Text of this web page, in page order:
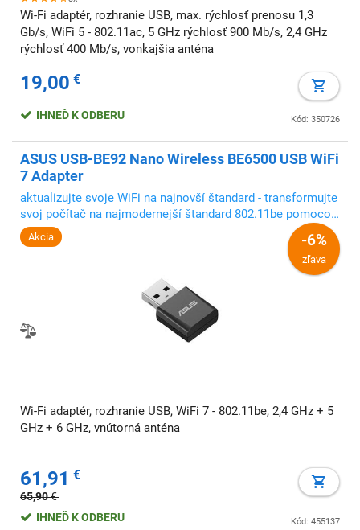
Wi-Fi adaptér, rozhranie USB, max. rýchlosť prenosu 1,3
Gb/s, WiFi 5 - 802.11ac, 5 GHz rýchlosť 900 Mb/s, 2,4 GHz
rýchlosť 400 Mb/s, vonkajšia anténa
19,00 €
Kód: 350726
IHNEĎ K ODBERU
ASUS USB-BE92 Nano Wireless BE6500 USB WiFi
7 Adapter
aktualizujte svoje WiFi na najnovší štandard - transformujte
svoj počítač na najmodernejší štandard 802.11be pomocou
jednoduchého pripojenia USB
Akcia -6%
zľava
Wi-Fi adaptér, rozhranie USB, WiFi 7 - 802.11be, 2,4 GHz + 5
GHz + 6 GHz, vnútorná anténa
61,91 €
65,90€
Kód: 455137
IHNEĎ K ODBERU